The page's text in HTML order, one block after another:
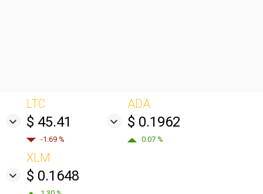
LTC
$ 45.41
-1.69 %
ADA
$ 0.1962
0.07 %
XLM
$ 0.1648